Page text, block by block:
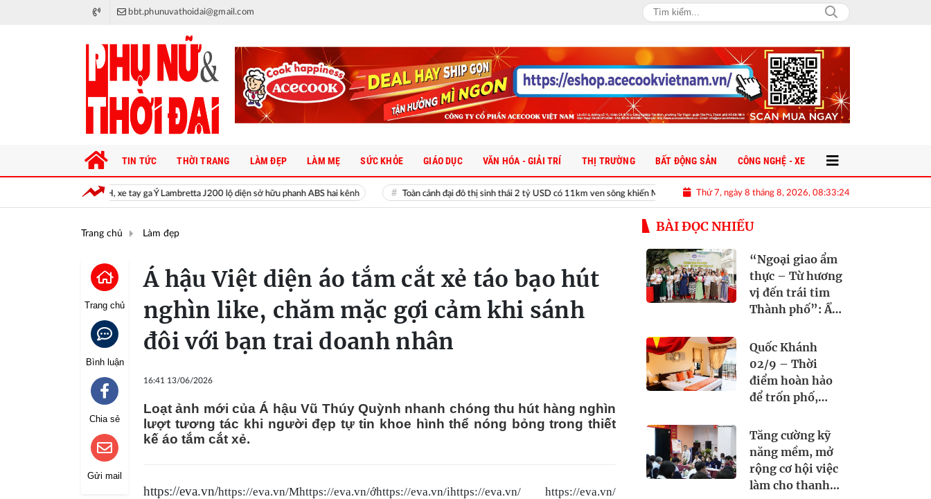
bbt.phunuvathoidai@gmail.com
thức Honda SH, xe tay ga Ý Lambretta J200 lộ diện sở hữu phanh ABS hai kênh Toàn cảnh đại đô thị sinh thái 2 tỷ USD có 11km ven sông khiến MC Mai Ngọc “phải lòng” ngay trên sóng livestream Meta bị phạt 567
Thứ 7, ngày 8 tháng 8, 2026, 08:33:25
TIN TỨC THỜI TRANG LÀM ĐẸP LÀM MẸ SỨC KHỎE GIÁO DỤC VĂN HÓA - GIẢI TRÍ THỊ TRƯỜNG BẤT ĐỘNG SẢN CÔNG NGHỆ - XE
Trang chủ Làm đẹp
Trang chủ
Bình luận
Chia sẻ
Gửi mail
Á hậu Việt diện áo tắm cắt xẻ táo bạo hút
nghìn like, chăm mặc gợi cảm khi sánh
đôi với bạn trai doanh nhân
16:41 13/06/2026
Loạt ảnh mới của Á hậu Vũ Thúy Quỳnh nhanh chóng thu hút hàng nghìn
lượt tương tác khi người đẹp tự tin khoe hình thể nóng bỏng trong thiết
kế áo tắm cắt xẻ.
https://eva.vn/https://eva.vn/Mhttps://eva.vn/ớhttps://eva.vn/ihttps://eva.vn/ https://eva.vn/
BÀI ĐỌC NHIỀU
“Ngoại giao ẩm
thực – Từ hương
vị đến trái tim
Thành phố”: Ẩm
kết nối tình hữu
nghị quốc tế
Quốc Khánh
02/9 – Thời
điểm hoàn hảo
để trốn phố,
Seahorse Resort
& Spa. Đặt lịch
ngay hôm nay!
Tăng cường kỹ
năng mềm, mở
rộng cơ hội việc
làm cho thanh